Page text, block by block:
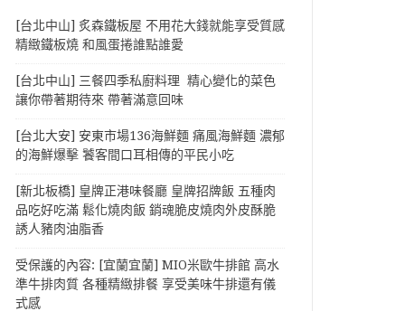
[台北中山] 炙森鐵板屋 不用花大錢就能享受質感
精緻鐵板燒 和風蛋捲誰點誰愛
[台北中山] 三餐四季私廚料理 精心變化的菜色
讓你帶著期待來 帶著滿意回味
[台北大安] 安東市場136海鮮麵 痛風海鮮麵 濃郁
的海鮮爆擊 饕客間口耳相傳的平民小吃
[新北板橋] 皇牌正港味餐廳 皇牌招牌飯 五種肉
品吃好吃滿 鬆化燒肉飯 銷魂脆皮燒肉外皮酥脆
誘人豬肉油脂香
受保護的內容: [宜蘭宜蘭] MIO米歐牛排館 高水
準牛排肉質 各種精緻排餐 享受美味牛排還有儀
式感